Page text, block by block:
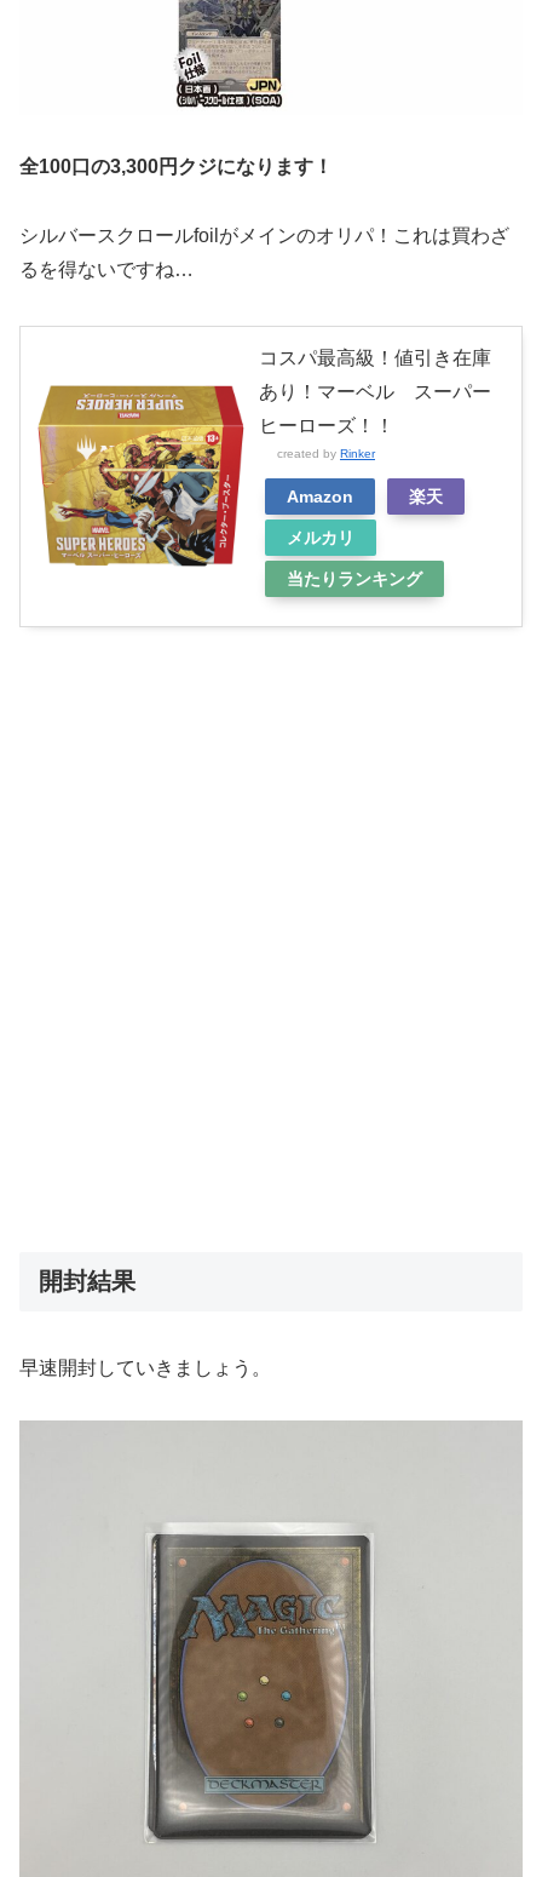
全100口の3,300円クジになります！
シルバースクロールfoilがメインのオリパ！これは買わざ
るを得ないですね…
コスパ最高級！値引き在庫
あり！マーベル スーパー
ヒーローズ！！
created by Rinker
Amazon 楽天
メルカリ
当たりランキング
開封結果
早速開封していきましょう。